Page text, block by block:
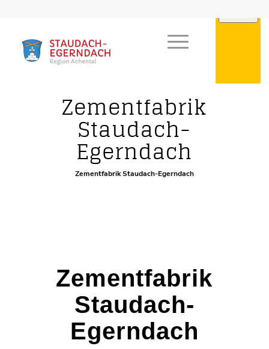
Zementfabrik
Staudach-
Egerndach
Zementfabrik Staudach-Egerndach
Zementfabrik
Staudach-
Egerndach